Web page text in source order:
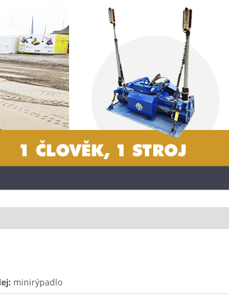
minirýpadlo